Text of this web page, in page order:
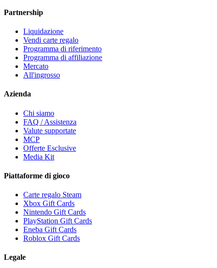
Partnership
Liquidazione
Vendi carte regalo
Programma di riferimento
Programma di affiliazione
Mercato
All'ingrosso
Azienda
Chi siamo
FAQ / Assistenza
Valute supportate
MCP
Offerte Esclusive
Media Kit
Piattaforme di gioco
Carte regalo Steam
Xbox Gift Cards
Nintendo Gift Cards
PlayStation Gift Cards
Eneba Gift Cards
Roblox Gift Cards
Legale